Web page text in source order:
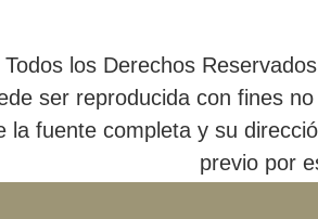
los Derechos
ser reproducida con fines
la fuente completa y su
previo por